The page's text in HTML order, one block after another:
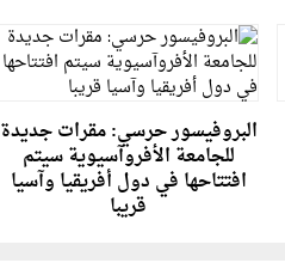
البروفيسور حرسي: مقرات جديدة
للجامعة الأفروآسيوية سيتم
افتتاحها في دول أفريقيا وآسيا
قريبا